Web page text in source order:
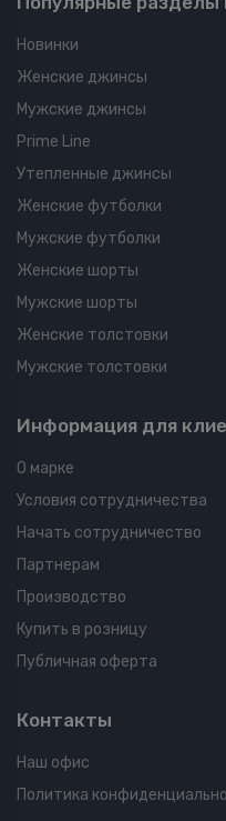
Новинки
Женские джинсы
Мужские джинсы
Prime Line
Утепленные джинсы
Женские футболки
Мужские футболки
Женские шорты
Мужские шорты
Женские толстовки
Мужские толстовки
Информация для
О марке
Условия сотрудничества
Начать сотрудничество
Партнерам
Производство
Купить в розницу
Публичная оферта
Контакты
Наш офис
Политика